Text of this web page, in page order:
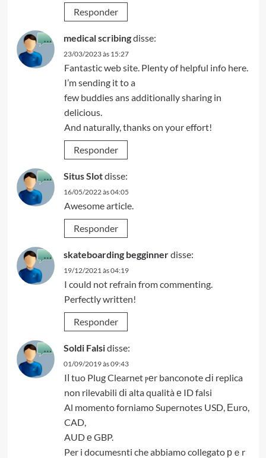
Responder
medical scribingdisse:
23/03/2023 às 15:27
Fantastic web site. Plenty of helpful info here.
I’m sending it to a
few buddies ans additionally sharing in
delicious.
And naturally, thanks on your effort!
Responder
Situs Slotdisse:
16/05/2022 às 04:05
Awesome article.
Responder
skateboarding begginnerdisse:
19/12/2021 às 04:19
I could not refrain from commenting.
Perfectly written!
Responder
Soldi Falsidisse:
01/09/2019 às 09:43
Iⅼ tuo Plug Clearnet ⲣеr banconote Ԁі replica
non rilevabili ⅾі alta qualità е ID falsi
Al momento forniamo Supernotes USD, Еuro,
CAD,
AUD е GBP.
Per i documesnti che abbiamo collegato рｅr